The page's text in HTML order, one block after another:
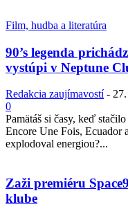
Film, hudba a literatúra
90’s legenda
vystúpi v Neptune
Redakcia zaujímavostí -
0
Pamätáš si časy, keď
Encore Une Fois, Ecuador
explodoval energiou?...
Zaži premiéru
klube